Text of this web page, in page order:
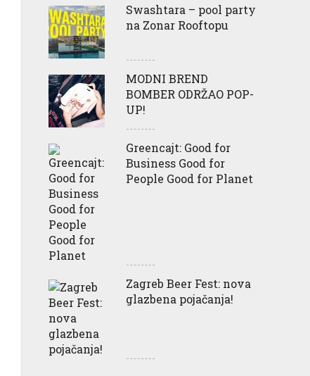
Swashtara – pool party
na Zonar Rooftopu
MODNI BREND
BOMBER ODRŽAO POP-
UP!
Greencajt: Good for
Business Good for
People Good for Planet
Zagreb Beer Fest: nova
glazbena pojačanja!